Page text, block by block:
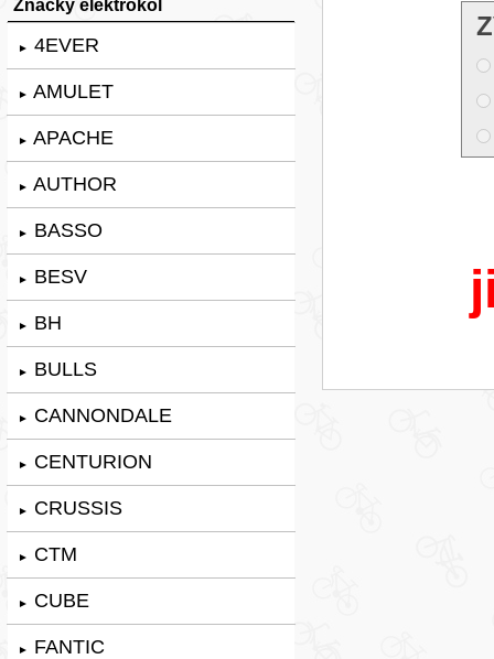
► 4EVER
► AMULET
► APACHE
► AUTHOR
► BASSO
► BESV
► BH
► BULLS
► CANNONDALE
► CENTURION
► CRUSSIS
► CTM
► CUBE
► FANTIC